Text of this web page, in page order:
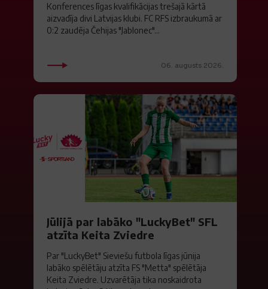
Konferences līgas kvalifikācijas trešajā kārtā
aizvadīja divi Latvijas klubi. FC RFS izbraukumā ar
0:2 zaudēja Čehijas "Jablonec"...
06. augusts 2026.
Jūlijā par labāko "LuckyBet" SFL
atzīta Keita Zviedre
Par "LuckyBet" Sieviešu futbola līgas jūnija
labāko spēlētāju atzīta FS "Metta" spēlētāja
Keita Zviedre. Uzvarētāja tika noskaidrota